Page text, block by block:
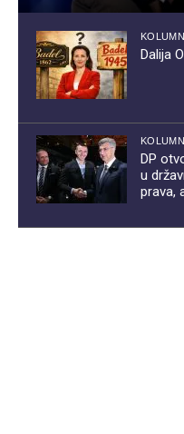
Dalija
DP
u
prava,